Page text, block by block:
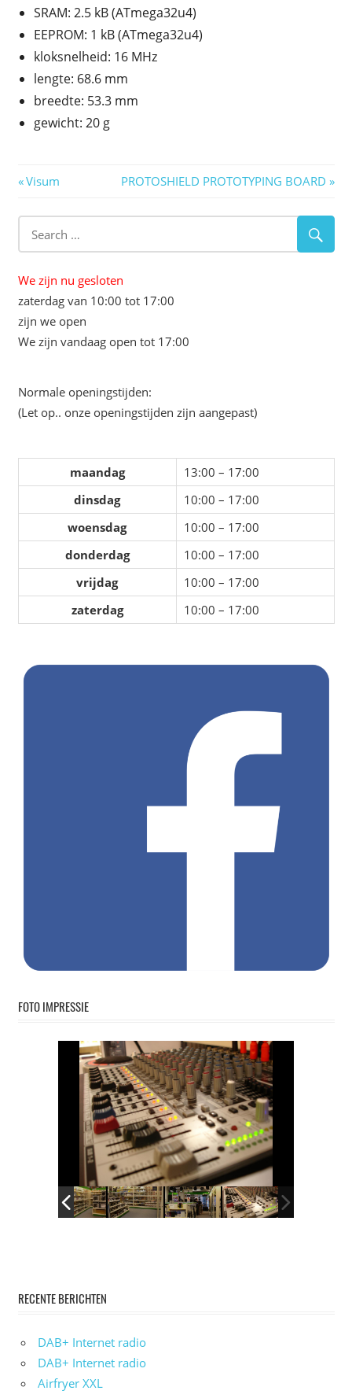
SRAM: 2.5 kB (ATmega32u4)
EEPROM: 1 kB (ATmega32u4)
kloksnelheid: 16 MHz
lengte: 68.6 mm
breedte: 53.3 mm
gewicht: 20 g
Berichtnavigatie
Previous
Visum
Next
PROTOSHIELD PROTOTYPING BOARD
We zijn nu gesloten
zaterdag van 10:00 tot 17:00
zijn we open
We zijn vandaag open tot 17:00
Normale openingstijden:
(Let op.. onze openingstijden zijn aangepast)
maandag
13:00 – 17:00
dinsdag
10:00 – 17:00
woensdag
10:00 – 17:00
donderdag
10:00 – 17:00
vrijdag
10:00 – 17:00
zaterdag
10:00 – 17:00
FOTO IMPRESSIE
RECENTE BERICHTEN
DAB+ Internet radio
DAB+ Internet radio
Airfryer XXL